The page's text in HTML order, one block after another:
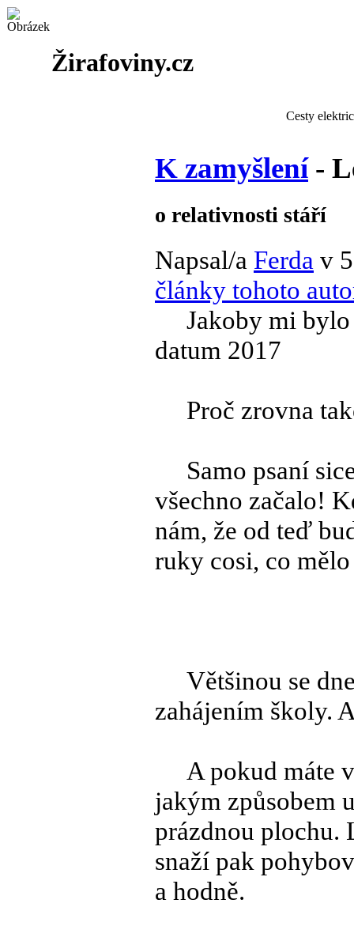
Žirafoviny.cz
Cesty
K zamyšlení-
o relativnosti stáří
Napsal/a Ferda v
články tohoto
Jakoby mi bylo
datum 2017
Proč zrovna
Samo psaní
všechno začalo!
nám, že od teď
ruky cosi, co
Většinou se
zahájením školy.
A pokud máte
jakým způsobem
prázdnou plochu.
snaží pak
a hodně.